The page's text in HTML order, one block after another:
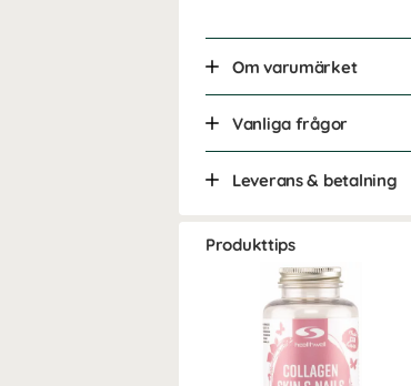
Om varumärket
Vanliga frågor
Leverans & betalning
Produkttips